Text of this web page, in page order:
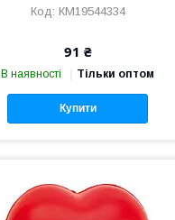
КМ19544334
91 ₴
В наявності Тільки оптом
Купити